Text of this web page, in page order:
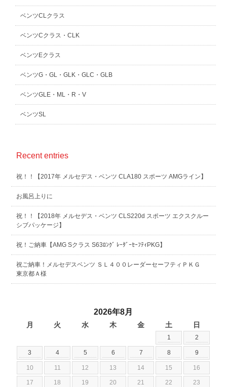
ベンツCLクラス
ベンツCクラス・CLK
ベンツEクラス
ベンツG・GL・GLK・GLC・GLB
ベンツGLE・ML・R・V
ベンツSL
Recent entries
祝！！【2017年 メルセデス・ベンツ CLA180 スポーツ AMGライン】
お風呂上りに
祝！！【2018年 メルセデス・ベンツ CLS220d スポーツ エクスクルー
シブパッケージ】
祝！ご納車【AMG Sクラス S63ﾛﾝｸﾞ ﾚｰﾀﾞｰｾｰﾌﾃｨPKG】
祝ご納車！メルセデスベンツ ＳＬ４００レーダーセーフティＰＫＧ
東京都Ａ様
2026年8月
月 火 水 木 金 土 日
1 2
3 4 5 6 7 8 9
10 11 12 13 14 15 16
17 18 19 20 21 22 23